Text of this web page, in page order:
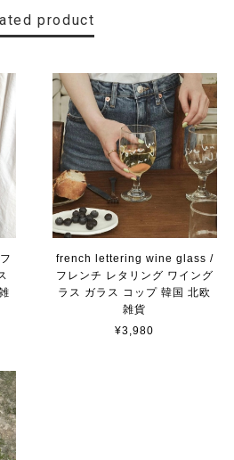
product
french lettering wine glass /
フレンチ レタリング ワイング
ラス ガラス コップ 韓国 北欧
雑貨
¥3,980